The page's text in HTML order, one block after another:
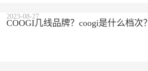
COOGI几线品牌？coogi是什么档次？
2023-08-27